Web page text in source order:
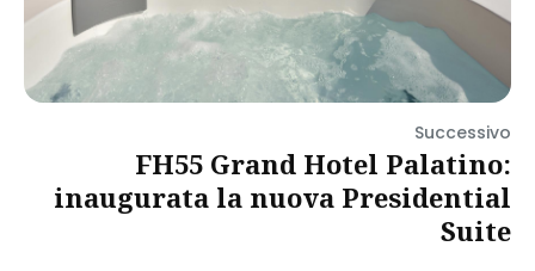
Successivo
FH55 Grand Hotel Palatino:
inaugurata la nuova Presidential
Suite